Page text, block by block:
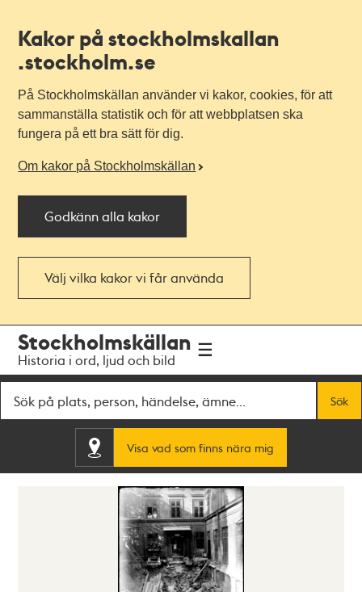
Kakor på stockholmskallan
.stockholm.se
På Stockholmskällan använder vi kakor, cookies, för att
sammanställa statistik och för att webbplatsen ska
fungera på ett bra sätt för dig.
Om kakor på Stockholmskällan
Godkänn alla kakor
Välj vilka kakor vi får använda
navigationen
huvudinnehållet
Stockholmskällan
Historia i ord, ljud och bild
Sök
Visa vad som finns nära mig